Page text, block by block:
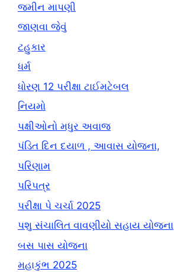
જમીન માપણી
જાણવા જેવું
ટહુકાર
ધર્મ
ધોરણ 12 પરીક્ષા ટાઈમટેબલ
નિયમો
પક્ષીઓનો મધુર અવાજ
પંડિત દિન દયાળ , આવાસ યોજના,
પરિણામ
પરિપત્ર
પરીક્ષા પે ચર્ચા 2025
પશુ સંચાલિત વાવણીયો સહાય યોજના
બસ પાસ યોજના
મહાકુંભ 2025